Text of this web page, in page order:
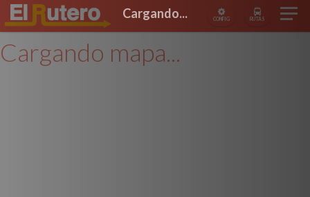
CONFIG RUTAS
Cargando...
Cargando mapa...